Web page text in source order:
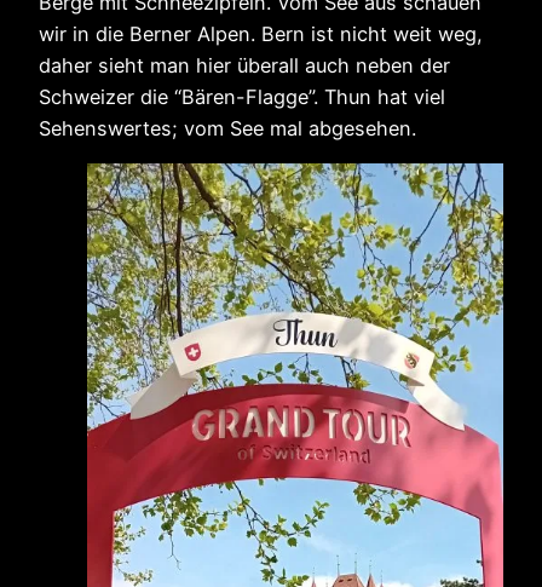
wir in die Berner Alpen. Bern ist nicht weit weg,
daher sieht man hier überall auch neben der
Schweizer die “Bären-Flagge”. Thun hat viel
Sehenswertes; vom See mal abgesehen.